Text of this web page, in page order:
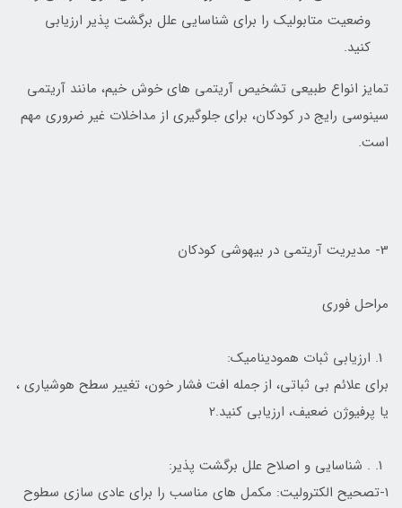
وضعیت متابولیک را برای شناسایی علل برگشت پذیر ارزیابی
کنید.
تمایز انواع طبیعی تشخیص آریتمی های خوش خیم، مانند آریتمی
سینوسی رایج در کودکان، برای جلوگیری از مداخلات غیر ضروری مهم
است.
3- مدیریت آریتمی در بیهوشی کودکان
مراحل فوری
ارزیابی ثبات همودینامیک:
برای علائم بی ثباتی، از جمله افت فشار خون، تغییر سطح هوشیاری ،
یا پرفیوژن ضعیف، ارزیابی کنید.2
. شناسایی و اصلاح علل برگشت پذیر:
1-تصحیح الکترولیت: مکمل های مناسب را برای عادی سازی سطوح